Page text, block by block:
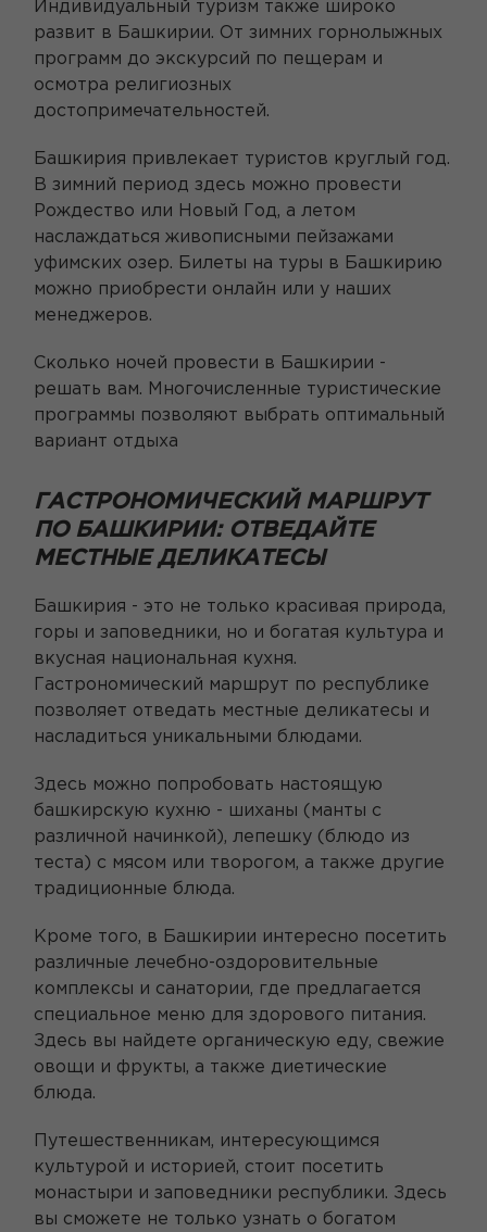
Индивидуальный туризм также широко
развит в Башкирии. От зимних горнолыжных
программ до экскурсий по пещерам и
осмотра религиозных
достопримечательностей.
Башкирия привлекает туристов круглый год.
В зимний период здесь можно провести
Рождество или Новый Год, а летом
наслаждаться живописными пейзажами
уфимских озер. Билеты на туры в Башкирию
можно приобрести онлайн или у наших
менеджеров.
Сколько ночей провести в Башкирии -
решать вам. Многочисленные туристические
программы позволяют выбрать оптимальный
вариант отдыха
ГАСТРОНОМИЧЕСКИЙ МАРШРУТ
ПО БАШКИРИИ: ОТВЕДАЙТЕ
МЕСТНЫЕ ДЕЛИКАТЕСЫ
Башкирия - это не только красивая природа,
горы и заповедники, но и богатая культура и
вкусная национальная кухня.
Гастрономический маршрут по республике
позволяет отведать местные деликатесы и
насладиться уникальными блюдами.
Здесь можно попробовать настоящую
башкирскую кухню - шиханы (манты с
различной начинкой), лепешку (блюдо из
теста) с мясом или творогом, а также другие
традиционные блюда.
Кроме того, в Башкирии интересно посетить
различные лечебно-оздоровительные
комплексы и санатории, где предлагается
специальное меню для здорового питания.
Здесь вы найдете органическую еду, свежие
овощи и фрукты, а также диетические
блюда.
Путешественникам, интересующимся
культурой и историей, стоит посетить
монастыри и заповедники республики. Здесь
вы сможете не только узнать о богатом